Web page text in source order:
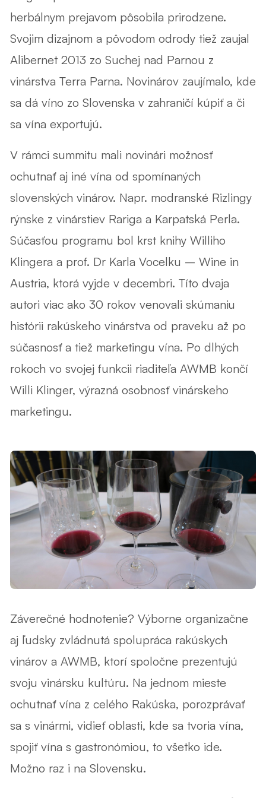
herbálnym prejavom pôsobila prirodzene.
Svojim dizajnom a pôvodom odrody tiež zaujal
Alibernet 2013 zo Suchej nad Parnou z
vinárstva Terra Parna. Novinárov zaujímalo, kde
sa dá víno zo Slovenska v zahraničí kúpiť a či
sa vína exportujú.
V rámci summitu mali novinári možnosť
ochutnať aj iné vína od spomínaných
slovenských vinárov. Napr. modranské Rizlingy
rýnske z vinárstiev Rariga a Karpatská Perla.
Súčasťou programu bol krst knihy Williho
Klingera a prof. Dr Karla Vocelku – Wine in
Austria, ktorá vyjde v decembri. Títo dvaja
autori viac ako 30 rokov venovali skúmaniu
histórii rakúskeho vinárstva od praveku až po
súčasnosť a tiež marketingu vína. Po dlhých
rokoch vo svojej funkcii riaditeľa AWMB končí
Willi Klinger, výrazná osobnosť vinárskeho
marketingu.
Záverečné hodnotenie? Výborne organizačne
aj ľudsky zvládnutá spolupráca rakúskych
vinárov a AWMB, ktorí spoločne prezentujú
svoju vinársku kultúru. Na jednom mieste
ochutnať vína z celého Rakúska, porozprávať
sa s vinármi, vidieť oblasti, kde sa tvoria vína,
spojiť vína s gastronómiou, to všetko ide.
Možno raz i na Slovensku.